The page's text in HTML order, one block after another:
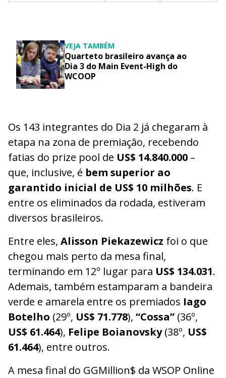
VEJA TAMBÉM
Quarteto brasileiro avança ao
Dia 3 do Main Event-High do
WCOOP
Os 143 integrantes do Dia 2 já chegaram à
etapa na zona de premiação, recebendo
fatias do prize pool de US$ 14.840.000 –
que, inclusive, é bem superior ao
garantido inicial de US$ 10 milhões. E
entre os eliminados da rodada, estiveram
diversos brasileiros.
Entre eles, Alisson Piekazewicz foi o que
chegou mais perto da mesa final,
terminando em 12º lugar para US$ 134.031.
Ademais, também estamparam a bandeira
verde e amarela entre os premiados Iago
Botelho (29º, US$ 71.778), “Cossa” (36º,
US$ 61.464), Felipe Boianovsky(38º, US$
61.464), entre outros.
A mesa final do GGMillion$ da WSOP Online